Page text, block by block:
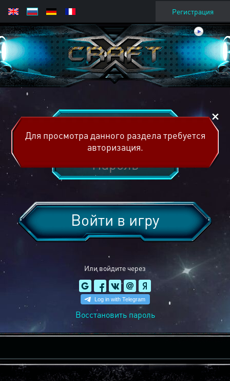
Регистрация
Или войдите через
Войти в игру
Восстановить пароль
Для просмотра данного раздела требуется
авторизация.